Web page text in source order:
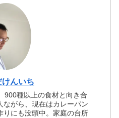
けんいち
900種以上の食材と向き合
ながら、現在はカレーパン
りにも没頭中。家庭の台所